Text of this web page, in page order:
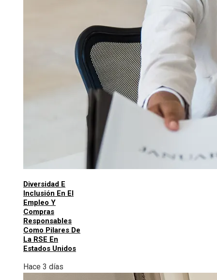
Diversidad E
Inclusión En El
Empleo Y
Compras
Responsables
Como Pilares De
La RSE En
Estados Unidos
Hace 3 días